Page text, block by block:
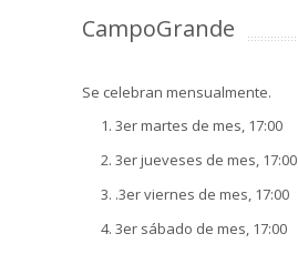
CampoGrande
Se celebran mensualmente.
3er martes de mes, 17:00
3er jueveses de mes, 17:00
.3er viernes de mes, 17:00
3er sábado de mes, 17:00